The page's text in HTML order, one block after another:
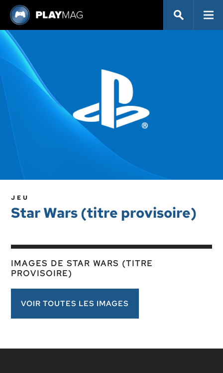
JEU
Star Wars (titre provisoire)
IMAGES DE STAR WARS (TITRE
PROVISOIRE)
VOIR TOUTES LES IMAGES